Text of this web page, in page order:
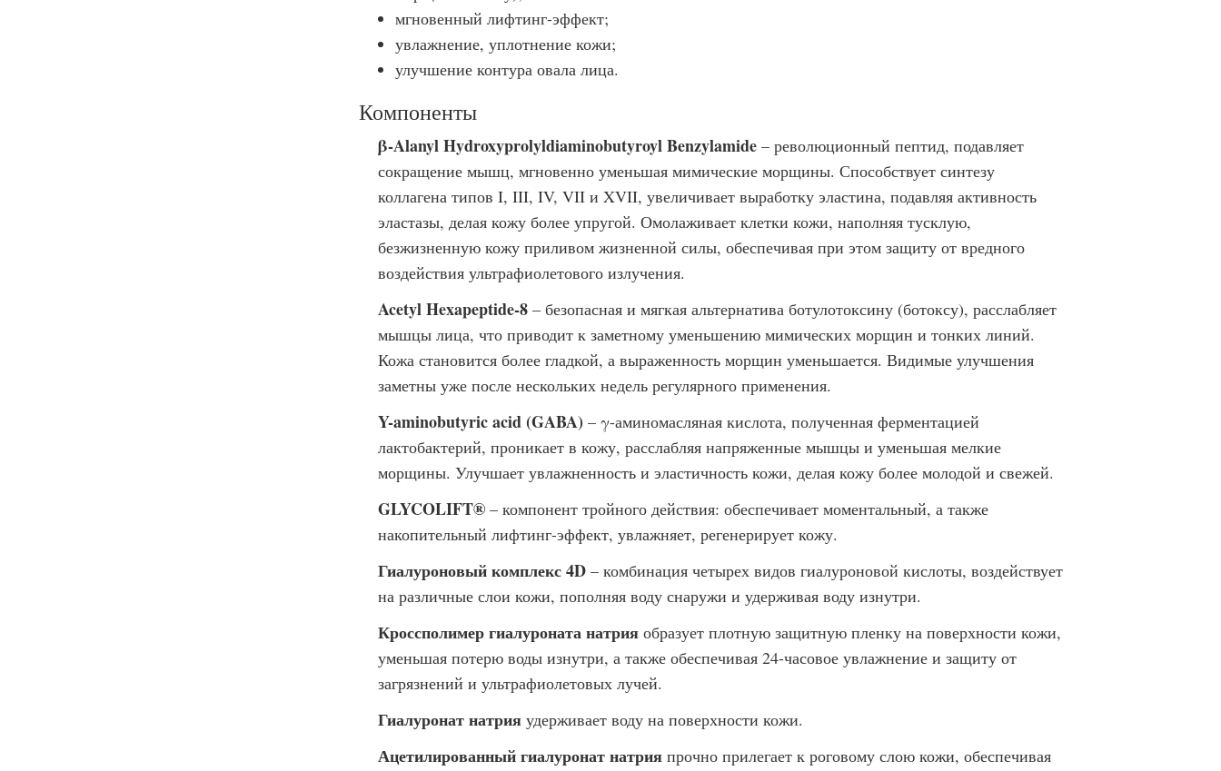
мгновенный лифтинг-эффект;
увлажнение, уплотнение кожи;
улучшение контура овала лица.
Компоненты
β-Alanyl Hydroxyprolyldiaminobutyroyl Benzylamide– революционный пептид, подавляет
сокращение мышц, мгновенно уменьшая мимические морщины. Способствует синтезу
коллагена типов I, III, IV, VII и XVII, увеличивает выработку эластина, подавляя активность
эластазы, делая кожу более упругой. Омолаживает клетки кожи, наполняя тусклую,
безжизненную кожу приливом жизненной силы, обеспечивая при этом защиту от вредного
воздействия ультрафиолетового излучения.
Acetyl Hexapeptide-8– безопасная и мягкая альтернатива ботулотоксину (ботоксу), расслабляет
мышцы лица, что приводит к заметному уменьшению мимических морщин и тонких линий.
Кожа становится более гладкой, а выраженность морщин уменьшается. Видимые улучшения
заметны уже после нескольких недель регулярного применения.
Y-aminobutyric acid (GABA) – γ-аминомасляная кислота, полученная ферментацией
лактобактерий, проникает в кожу, расслабляя напряженные мышцы и уменьшая мелкие
морщины. Улучшает увлажненность и эластичность кожи, делая кожу более молодой и свежей.
GLYCOLIFT®– компонент тройного действия: обеспечивает моментальный, а также
накопительный лифтинг-эффект, увлажняет, регенерирует кожу.
Гиалуроновый комплекс 4D– комбинация четырех видов гиалуроновой кислоты, воздействует
на различные слои кожи, пополняя воду снаружи и удерживая воду изнутри.
Кроссполимер гиалуроната натрияобразует плотную защитную пленку на поверхности кожи,
уменьшая потерю воды изнутри, а также обеспечивая 24-часовое увлажнение и защиту от
загрязнений и ультрафиолетовых лучей.
Гиалуронат натрияудерживает воду на поверхности кожи.
Ацетилированный гиалуронат натрияпрочно прилегает к роговому слою кожи, обеспечивая